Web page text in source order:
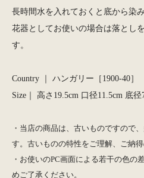
長時間水を入れておくと底から染
花器としてお使いの場合は落とし
す。
Country ｜ ハンガリー［1900-40］
Size｜ 高さ19.5cm 口径11.5cm 底径
・当店の商品は、古いものですので
す。古いものの特性をご理解、ご納得
・お使いのPC画面による若干の色の
めご了承ください。